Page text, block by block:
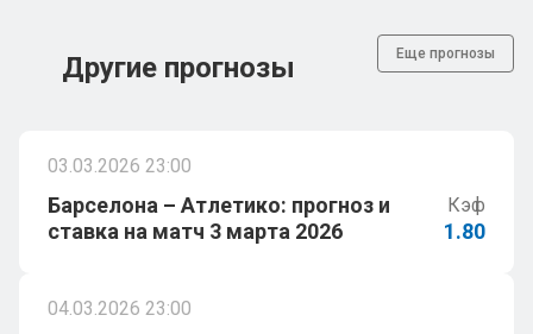
Другие прогнозы Еще прогнозы
03.03.2026 23:00
Барселона – Атлетико: прогноз и
ставка на матч 3 марта 2026
Кэф
1.80
04.03.2026 23:00